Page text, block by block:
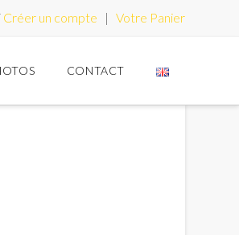
Créer un compte | Votre Panier
CONTACT